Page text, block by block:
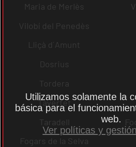
Maria de Merlès
Vilobí del Penedès
Lliçà d´Amunt
Dosrius
Tordera
Tavertet
Taradell
Fogars de la Selva
Utilizamos solamente la
básica para el
web.
Ver políticas y